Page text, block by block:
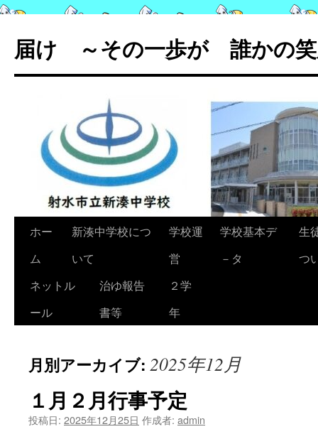
テ
ン
届け ～その一歩が 誰かの笑
ホー
ム
新湊中学校につ
いて
学校運
営
学校基本デ
－タ
生
つ
ネットル
ール
治ゆ報告
書等
２学
年
月別アーカイブ: 2025年12月
１月２月行事予定
投稿日: 2025年12月25日 作成者: admin